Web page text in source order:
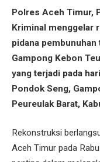
Polres Aceh Timur,
Kriminal menggelar
pidana
Gampong Kebon
yang terjadi pada
Pondok Seng,
Peureulak Barat,
Rekonstruksi
Aceh Timur pada